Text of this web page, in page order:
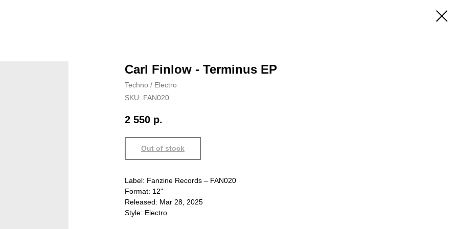
Carl Finlow - Terminus EP
Techno / Electro
SKU: FAN020
2 550 р.
Out of stock
Label: Fanzine Records – FAN020
Format: 12"
Released: Mar 28, 2025
Style: Electro